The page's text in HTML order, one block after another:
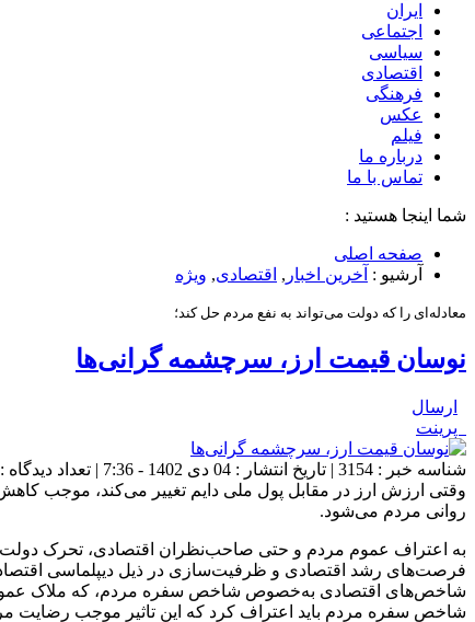
ایران
اجتماعی
سیاسی
اقتصادی
فرهنگی
عکس
فیلم
درباره ما
تماس با ما
شما اینجا هستید :
صفحه اصلی
آرشیو : آخرین اخبار , اقتصادی, ویژه
معادله‌ای را که دولت می‌تواند به نفع مردم حل کند؛
نوسان قیمت ارز، سرچشمه گرانی‌ها
ارسال
پرینت
شناسه خبر : 3154 | تاریخ انتشار : 04 دی 1402 - 7:36 | تعداد دیدگاه :
وقتی ارزش ارز در مقابل پول ملی دایم تغییر می‌کند، موجب
روانی مردم می‌شود.
به اعتراف عموم مردم و حتی صاحب‌نظران اقتصادی، تحرک
فرصت‌های رشد اقتصادی و ظرفیت‌سازی در ذیل دیپلماسی اقتصادی
شاخص‌های اقتصادی به‌خصوص شاخص سفره مردم، که ملاک عمومی
شاخص سفره مردم باید اعتراف کرد که این تاثیر موجب رضایت